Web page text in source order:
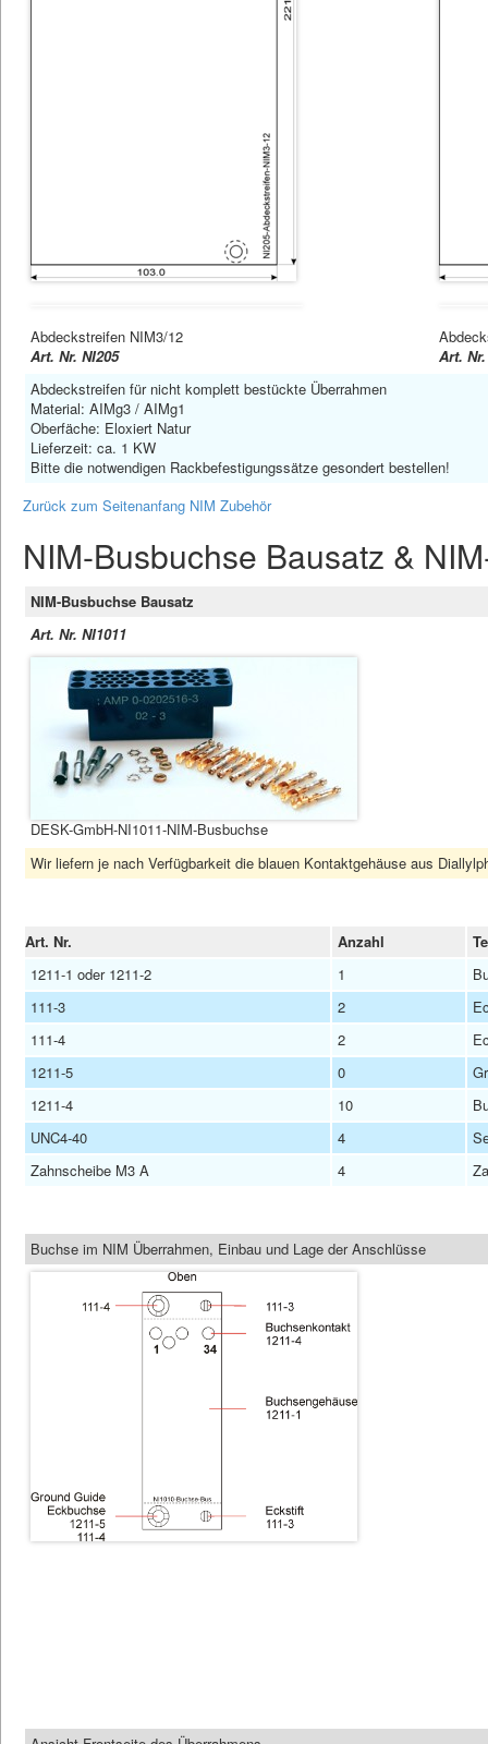
Abdeckstreifen NIM3/12
Art. Nr. NI205
Art.
Abdeckstreifen für nicht komplett bestückte Überrahmen
Material: AIMg3 / AIMg1
Oberfäche: Eloxiert Natur
Lieferzeit: ca. 1 KW
Bitte die notwendigen Rackbefestigungssätze gesondert bestellen!
Zurück zum Seitenanfang NIM Zubehör
NIM-Busbuchse Bausatz &
NIM-Busbuchse Bausatz
Art. Nr. NI1011
DESK-GmbH-NI1011-NIM-Busbuchse
Wir liefern je nach Verfügbarkeit die blauen Kontaktgehäuse aus
Art. Nr. Anzahl
1211-1 oder 1211-2
1
111-3
2
111-4
2
1211-5
0
1211-4
10
UNC4-40
4
Zahnscheibe M3 A
4
Buchse im NIM Überrahmen, Einbau und Lage der Anschlüsse